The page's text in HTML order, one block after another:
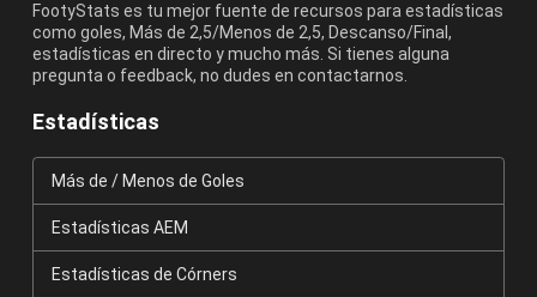
FootyStats es tu mejor fuente de recursos para estadísticas
como goles, Más de 2,5/Menos de 2,5, Descanso/Final,
estadísticas en directo y mucho más. Si tienes alguna
pregunta o feedback, no dudes en contactarnos.
Estadísticas
Más de / Menos de Goles
Estadísticas AEM
Estadísticas de Córners